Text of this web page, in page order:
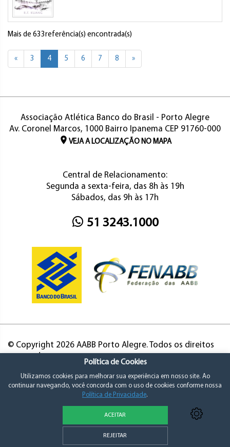
Mais de 633referência(s) encontrada(s)
« 3 4 5 6 7 8 »
Associação Atlética Banco do Brasil - Porto Alegre
Av. Coronel Marcos, 1000 Bairro Ipanema CEP 91760-000
VEJA A LOCALIZAÇÃO NO MAPA
Central de Relacionamento:
Segunda a sexta-feira, das 8h às 19h
Sábados, das 9h às 17h
51 3243.1000
© Copyright 2026 AABB Porto Alegre. Todos os direitos
Política de Privacidade e Consentimento
Política de Cookies
Utilizamos cookies para melhorar sua experiência em nosso site. Ao
continuar navegando, você concorda com o uso de cookies conforme nossa
Política de Privacidade.
ACEITAR
REJEITAR